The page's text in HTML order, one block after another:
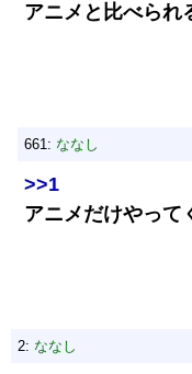
アニメと比べられ
661: ななし
>>1
アニメだけやって
2: ななし